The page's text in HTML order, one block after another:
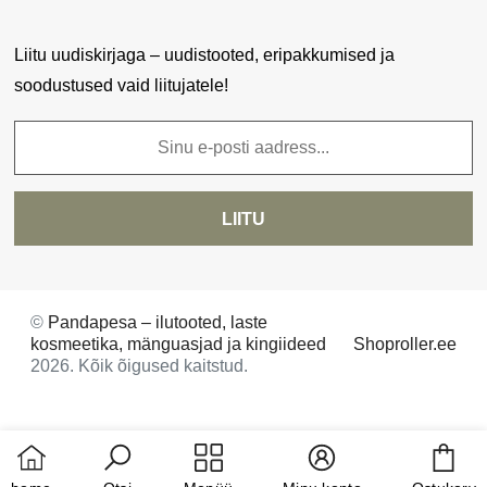
Liitu uudiskirjaga – uudistooted, eripakkumised ja
soodustused vaid liitujatele!
LIITU
© Pandapesa – ilutooted, laste
kosmeetika, mänguasjad ja kingiideed
2026. Kõik õigused kaitstud.
Shoproller.ee